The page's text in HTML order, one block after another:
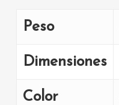
Peso
Dimensiones
Color